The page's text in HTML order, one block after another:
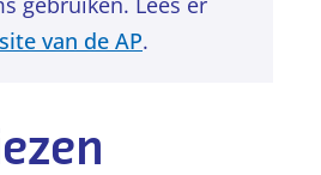
van de AP.